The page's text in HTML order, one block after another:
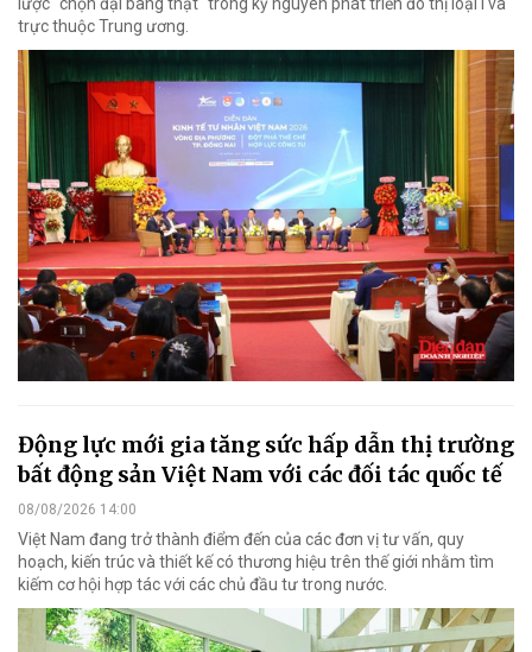
trực thuộc Trung ương.
Động lực mới gia tăng sức hấp dẫn thị trường
bất động sản Việt Nam với các đối tác quốc tế
08/08/2026 14:00
Việt Nam đang trở thành điểm đến của các đơn vị tư vấn, quy
hoạch, kiến trúc và thiết kế có thương hiệu trên thế giới nhằm tìm
kiếm cơ hội hợp tác với các chủ đầu tư trong nước.